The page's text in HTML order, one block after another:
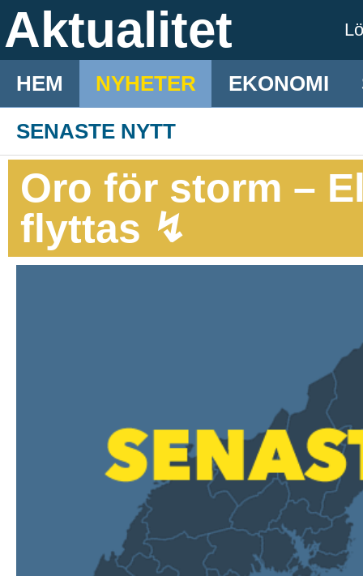
Aktualitet
HEM NYHETER EKONOMI
SENASTE NYTT
Oro för storm –
flyttas ↯